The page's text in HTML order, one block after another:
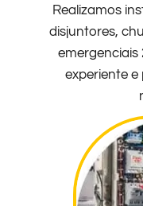
Realizamos
disjuntores,
emergenciais
experiente